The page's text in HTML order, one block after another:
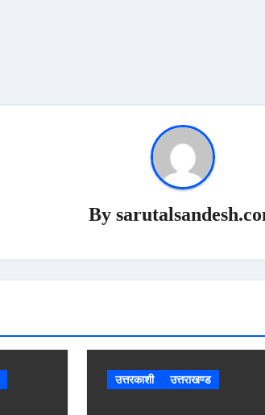
By
उत्तरकाशी उत्तराखण्ड